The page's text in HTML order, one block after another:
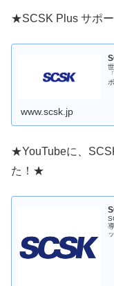
★SCSK Plus サポ
www.scsk.jp
★YouTubeに、
た！★